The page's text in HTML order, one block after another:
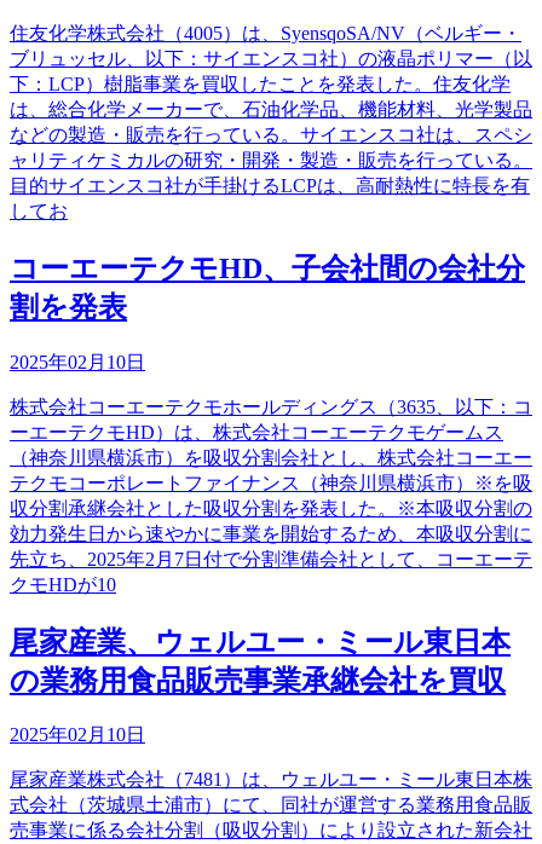
住友化学株式会社（4005）は、SyensqoSA/NV（ベルギー・
ブリュッセル、以下：サイエンスコ社）の液晶ポリマー（以
下：LCP）樹脂事業を買収したことを発表した。住友化学
は、総合化学メーカーで、石油化学品、機能材料、光学製品
などの製造・販売を行っている。サイエンスコ社は、スペシ
ャリティケミカルの研究・開発・製造・販売を行っている。
目的サイエンスコ社が手掛けるLCPは、高耐熱性に特長を有
してお
コーエーテクモHD、子会社間の会社分
割を発表
2025年02月10日
株式会社コーエーテクモホールディングス（3635、以下：コ
ーエーテクモHD）は、株式会社コーエーテクモゲームス
（神奈川県横浜市）を吸収分割会社とし、株式会社コーエー
テクモコーポレートファイナンス（神奈川県横浜市）※を吸
収分割承継会社とした吸収分割を発表した。※本吸収分割の
効力発生日から速やかに事業を開始するため、本吸収分割に
先立ち、2025年2月7日付で分割準備会社として、コーエーテ
クモHDが10
尾家産業、ウェルユー・ミール東日本
の業務用食品販売事業承継会社を買収
2025年02月10日
尾家産業株式会社（7481）は、ウェルユー・ミール東日本株
式会社（茨城県土浦市）にて、同社が運営する業務用食品販
売事業に係る会社分割（吸収分割）により設立された新会社